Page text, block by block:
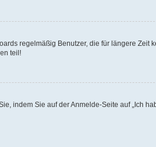
regelmäßig Benutzer, die für längere Zeit
teil!
indem Sie auf der Anmelde-Seite auf „Ich